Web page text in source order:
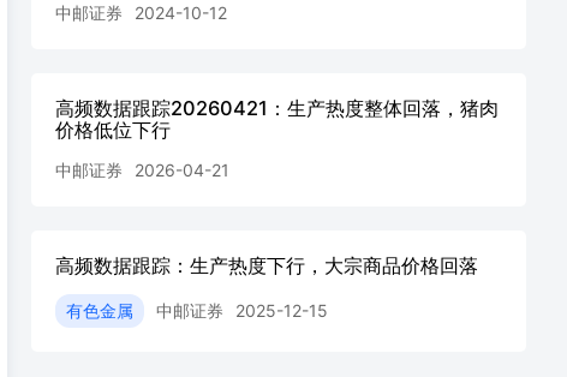
中邮证券 2024-10-12
高频数据跟踪20260421：生产热度整体回落，猪肉
价格低位下行
中邮证券 2026-04-21
高频数据跟踪：生产热度下行，大宗商品价格回落
有色金属 中邮证券 2025-12-15